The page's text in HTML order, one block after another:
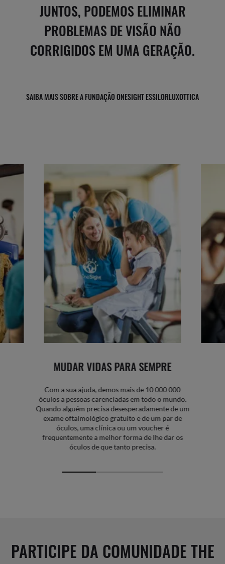
JUNTOS, PODEMOS ELIMINAR
PROBLEMAS DE VISÃO NÃO
CORRIGIDOS EM UMA GERAÇÃO.
SAIBA MAIS SOBRE A FUNDAÇÃO ONESIGHT ESSILORLUXOTTICA
MUDAR VIDAS PARA SEMPRE
Com a sua ajuda, demos mais de 10 000 000
óculos a pessoas carenciadas em todo o mundo.
Quando alguém precisa desesperadamente de um
exame oftalmológico gratuito e de um par de
óculos, uma clínica ou um voucher é
frequentemente a melhor forma de lhe dar os
óculos de que tanto precisa.
PARTICIPE DA COMUNIDADE THE